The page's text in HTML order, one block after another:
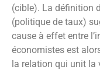
(cible). La définition
(politique de taux)
cause à effet entre
économistes est
la relation qui unit la